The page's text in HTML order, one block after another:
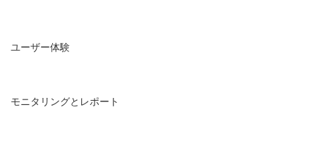
ユーザー体験
モニタリングとレポート